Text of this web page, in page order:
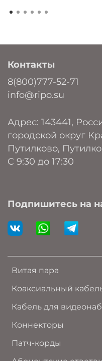
Витая пара
Коаксиальный
Кабель для
Коннекторы
Патч-корды
Контакты
8(800)777-52-71
info@ripo.su
Адрес: 143441,
городской округ
Путилково,
C 9:30 до 17:30
Подпишитесь на